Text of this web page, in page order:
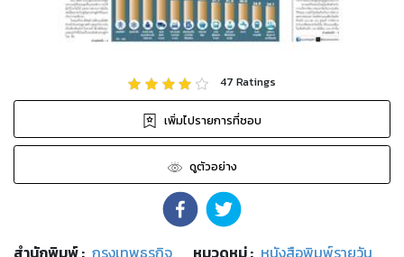
47 Ratings
เพิ่มไปรายการที่ชอบ
ดูตัวอย่าง
สำนักพิมพ์: กรุงเทพธุรกิจ หมวดหมู่: หนังสือพิมพ์รายวัน